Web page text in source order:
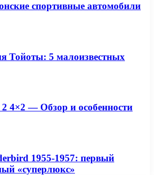
спортивные автомобили
Тойоты: 5 малоизвестных
4×2 — Обзор и особенности
1955-1957: первый
«суперлюкс»